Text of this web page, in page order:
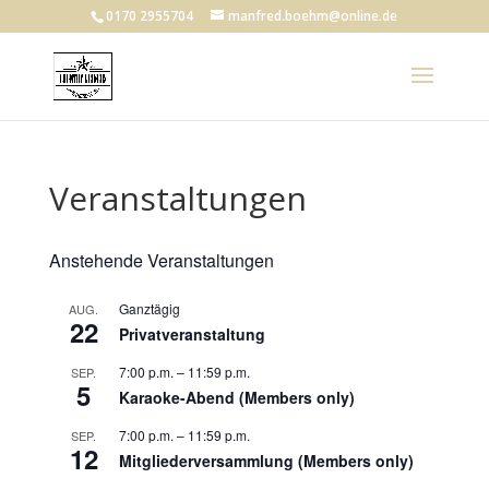
0170 2955704 manfred.boehm@online.de
Veranstaltungen
Anstehende Veranstaltungen
AUG.
22
Ganztägig
Privatveranstaltung
SEP.
5
7:00 p.m. – 11:59 p.m.
Karaoke-Abend (Members only)
SEP.
12
7:00 p.m. – 11:59 p.m.
Mitgliederversammlung (Members only)